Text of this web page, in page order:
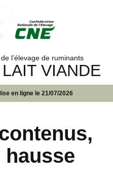
l’élevage de ruminants
VIANDE
en ligne le 21/07/2026
hausse